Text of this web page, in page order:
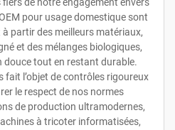
pour usage domestique sont
partir des meilleurs matériaux,
et des mélanges biologiques,
tout en restant durable.
fait l’objet de contrôles rigoureux
le respect de nos normes
de production ultramodernes,
à tricoter informatisées,